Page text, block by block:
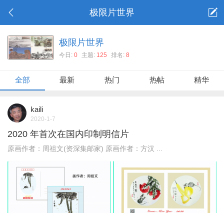
极限片世界
极限片世界
今日: 0 主题: 125 排名: 8
全部 最新 热门 热帖 精华
kaili
2020-1-7
2020 年首次在国内印制明信片
原画作者：周祖文(资深集邮家) 原画作者：方汉 ...